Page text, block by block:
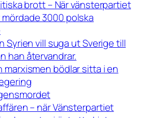
brott – När vänsterpartiet
3000 polska
Syrien vill suga ut Sverige till
han återvandrar.
marxismen bödlar sitta i en
– när Vänsterpartiet